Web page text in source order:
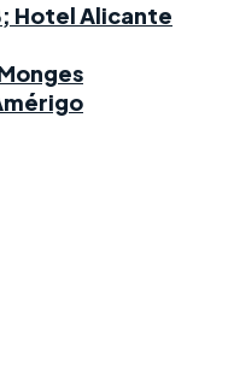
Hotel Alicante